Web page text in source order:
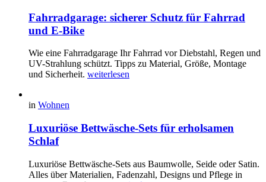
Fahrradgarage: sicherer Schutz für Fahrrad
und E-Bike
Wie eine Fahrradgarage Ihr Fahrrad vor Diebstahl, Regen und
UV-Strahlung schützt. Tipps zu Material, Größe, Montage
und Sicherheit. weiterlesen
in Wohnen
Luxuriöse Bettwäsche-Sets für erholsamen
Schlaf
Luxuriöse Bettwäsche-Sets aus Baumwolle, Seide oder Satin.
Alles über Materialien, Fadenzahl, Designs und Pflege in